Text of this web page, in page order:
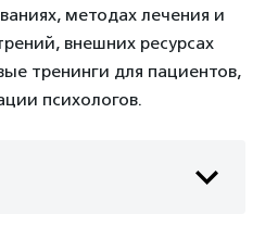
методах лечения и
внешних ресурсах
тренинги для пациентов,
психологов.